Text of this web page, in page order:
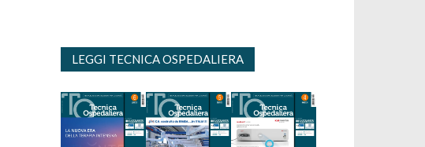
LEGGI TECNICA OSPEDALIERA